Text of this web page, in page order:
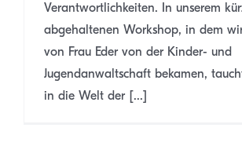
Verantwortlichkeiten. In unserem
abgehaltenen Workshop, in dem
von Frau Eder von der Kinder- und
Jugendanwaltschaft bekamen,
in die Welt der [...]